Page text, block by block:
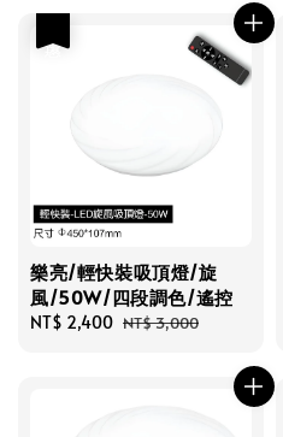
樂亮/輕快裝吸頂燈/旋
風/50W/四段調色/遙控
Sale
NT$ 2,400 Regular
NT$ 3,000